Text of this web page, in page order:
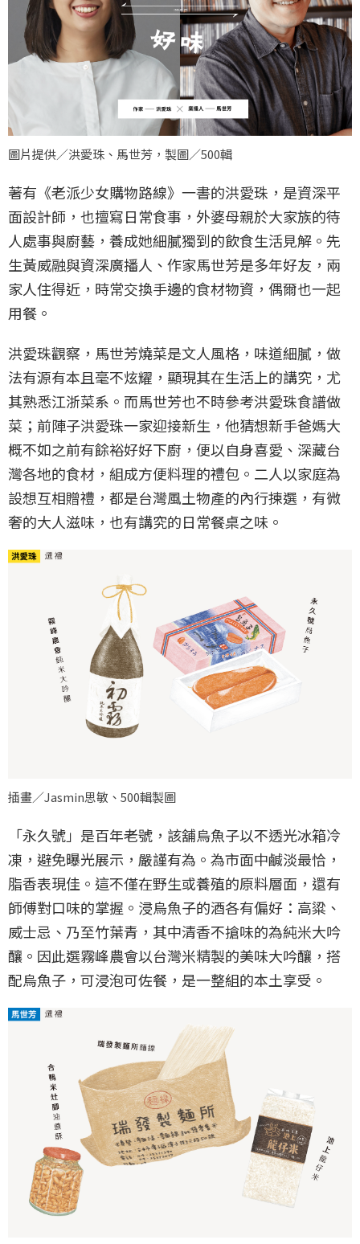
圖片提供／洪愛珠、馬世芳，製圖／500輯
著有《老派少女購物路線》一書的洪愛珠，是資深平
面設計師，也擅寫日常食事，外婆母親於大家族的待
人處事與廚藝，養成她細膩獨到的飲食生活見解。先
生黃威融與資深廣播人、作家馬世芳是多年好友，兩
家人住得近，時常交換手邊的食材物資，偶爾也一起
用餐。
洪愛珠觀察，馬世芳燒菜是文人風格，味道細膩，做
法有源有本且毫不炫耀，顯現其在生活上的講究，尤
其熟悉江浙菜系。而馬世芳也不時參考洪愛珠食譜做
菜；前陣子洪愛珠一家迎接新生，他猜想新手爸媽大
概不如之前有餘裕好好下廚，便以自身喜愛、深藏台
灣各地的食材，組成方便料理的禮包。二人以家庭為
設想互相贈禮，都是台灣風土物產的內行揀選，有微
奢的大人滋味，也有講究的日常餐桌之味。
插畫／Jasmin思敏、500輯製圖
「永久號」是百年老號，該舖烏魚子以不透光冰箱冷
凍，避免曝光展示，嚴謹有為。為市面中鹹淡最恰，
脂香表現佳。這不僅在野生或養殖的原料層面，還有
師傅對口味的掌握。浸烏魚子的酒各有偏好：高粱、
威士忌、乃至竹葉青，其中清香不搶味的為純米大吟
釀。因此選霧峰農會以台灣米精製的美味大吟釀，搭
配烏魚子，可浸泡可佐餐，是一整組的本土享受。